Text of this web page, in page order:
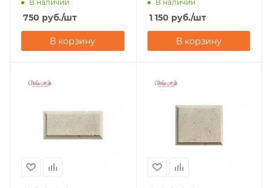
В наличии
750 руб./шт
В корзину
В наличии
1 150 руб./шт
В корзину